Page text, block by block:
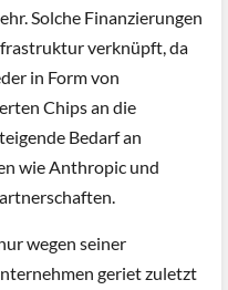
Solche Finanzierungen
verknüpft, da
in Form von
Chips an die
Bedarf an
wie Anthropic und
wegen seiner
geriet zuletzt